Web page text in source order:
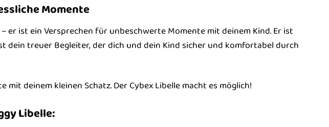
Momente
er ist ein Versprechen für unbeschwerte Momente mit deinem Kind. Er ist
dein treuer Begleiter, der dich und dein Kind sicher und komfortabel durch
deinem kleinen Schatz. Der Cybex Libelle macht es möglich!
Libelle: